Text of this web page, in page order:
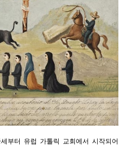
부터 유럽 가톨릭 교회에서 시작되어